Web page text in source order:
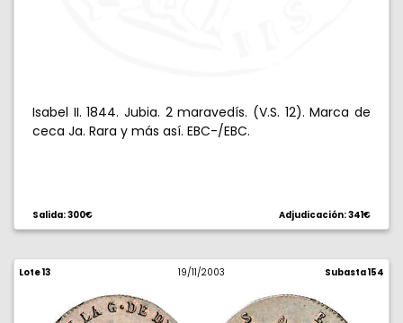
Isabel II. 1844. Jubia. 2 maravedís. (V.S. 12). Marca de
ceca Ja. Rara y más así. EBC-/EBC.
Salida: 300€ Adjudicación: 341€
Lote 13 19/11/2003 Subasta 154